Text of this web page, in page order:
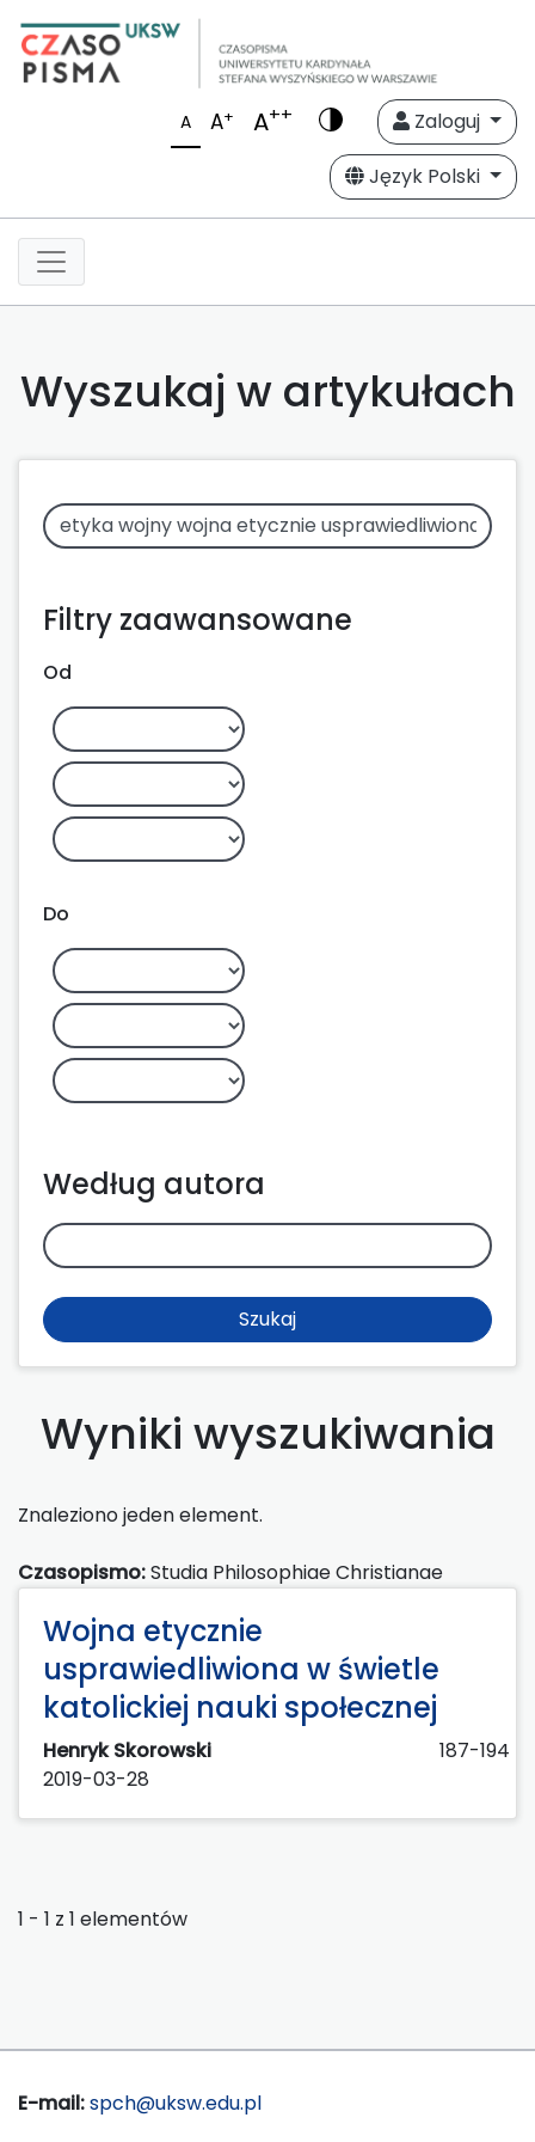
A A+ A++
Zaloguj
Język Polski
Wyszukaj w artykułach
Filtry zaawansowane
Od
Do
Według autora
Szukaj
Wyniki wyszukiwania
Znaleziono jeden element.
Czasopismo:Studia Philosophiae Christianae
Wojna etycznie
usprawiedliwiona w świetle
katolickiej nauki społecznej
Henryk Skorowski
187-194
2019-03-28
1 - 1 z 1 elementów
E-mail:spch@uksw.edu.pl